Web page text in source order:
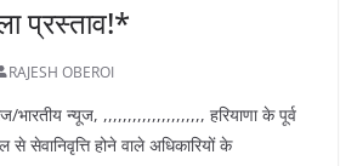
प्रस्ताव!*
RAJESH OBEROI
भारतीय न्यूज, ,,,,,,,,,,,,,,,,,,,,, हरियाणा के पूर्व
सेवानिवृत्ति होने वाले अधिकारियों के